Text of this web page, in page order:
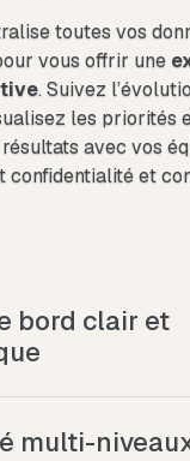
toutes vos
vous offrir une
. Suivez
les priorités
avec vos
confidentialité et
bord clair et
multi-